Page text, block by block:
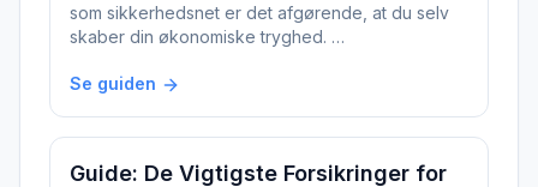
som sikkerhedsnet er det afgørende, at du selv
skaber din økonomiske tryghed. …
Se guiden
Guide: De Vigtigste Forsikringer for